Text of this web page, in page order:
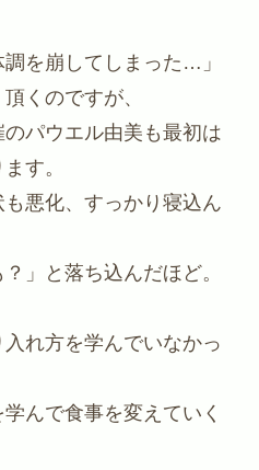
調を崩してしまった…」
くのですが、
パウエル由美も最初は
す。
悪化、すっかり寝込ん
」と落ち込んだほど。
れ方を学んでいなかっ
んで食事を変えていく